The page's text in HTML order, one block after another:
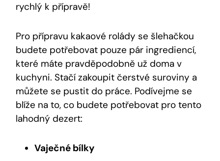
rychlý k přípravě!
Pro přípravu kakaové rolády se šlehačkou
budete potřebovat pouze pár ingrediencí,
které máte pravděpodobně už doma v
kuchyni. Stačí zakoupit čerstvé suroviny a
můžete se pustit do práce. Podívejme se
blíže na to, co budete potřebovat pro tento
lahodný dezert:
Vaječné bílky